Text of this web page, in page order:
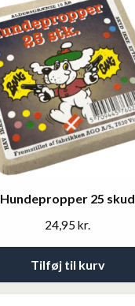
Hundepropper 25 skud
24,95 kr.
Tilføj til kurv